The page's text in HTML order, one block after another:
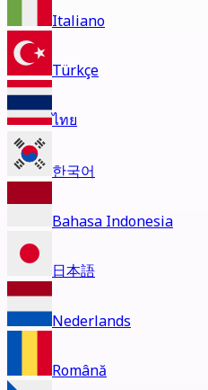
Italiano
Türkçe
ไทย
한국어
Bahasa Indonesia
日本語
Nederlands
Română